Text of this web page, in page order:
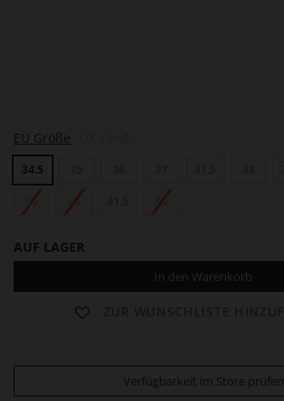
I
A
EU Größe
34.5
40 41 42
AUF LAGER
In den Warenkorb
Verfügbarkeit im Store prüfen